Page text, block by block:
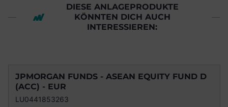
DIESE ANLAGEPRODUKTE
KÖNNTEN DICH AUCH
INTERESSIEREN:
JPMORGAN FUNDS - ASEAN EQUITY FUND D
(ACC) - EUR
LU0441853263